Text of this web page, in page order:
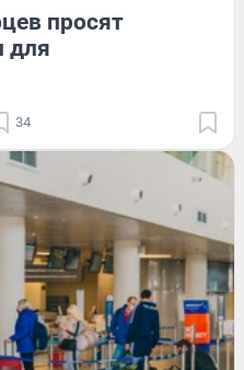
просят
для
34